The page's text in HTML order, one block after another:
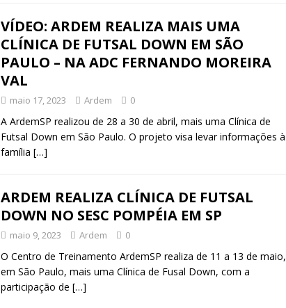
VÍDEO: ARDEM REALIZA MAIS UMA
CLÍNICA DE FUTSAL DOWN EM SÃO
PAULO – NA ADC FERNANDO MOREIRA
VAL
maio 17, 2023 Ardem 0
A ArdemSP realizou de 28 a 30 de abril, mais uma Clínica de
Futsal Down em São Paulo. O projeto visa levar informações à
família […]
ARDEM REALIZA CLÍNICA DE FUTSAL
DOWN NO SESC POMPÉIA EM SP
maio 9, 2023 Ardem 0
O Centro de Treinamento ArdemSP realiza de 11 a 13 de maio,
em São Paulo, mais uma Clínica de Fusal Down, com a
participação de […]